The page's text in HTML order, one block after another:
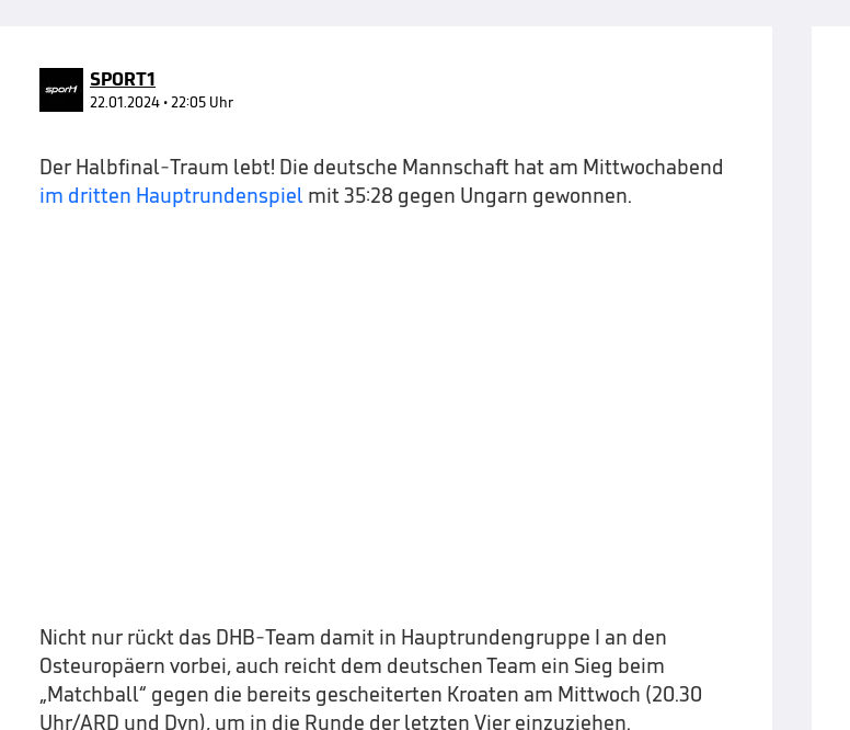
SPORT1
22.01.2024 • 22:05 Uhr
Der Halbfinal-Traum lebt! Die deutsche Mannschaft hat am Mittwochabend
im dritten Hauptrundenspiel mit 35:28 gegen Ungarn gewonnen.
Nicht nur rückt das DHB-Team damit in Hauptrundengruppe I an den
Osteuropäern vorbei, auch reicht dem deutschen Team ein Sieg beim
„Matchball“ gegen die bereits gescheiterten Kroaten am Mittwoch (20.30
Uhr/ARD und Dyn), um in die Runde der letzten Vier einzuziehen.